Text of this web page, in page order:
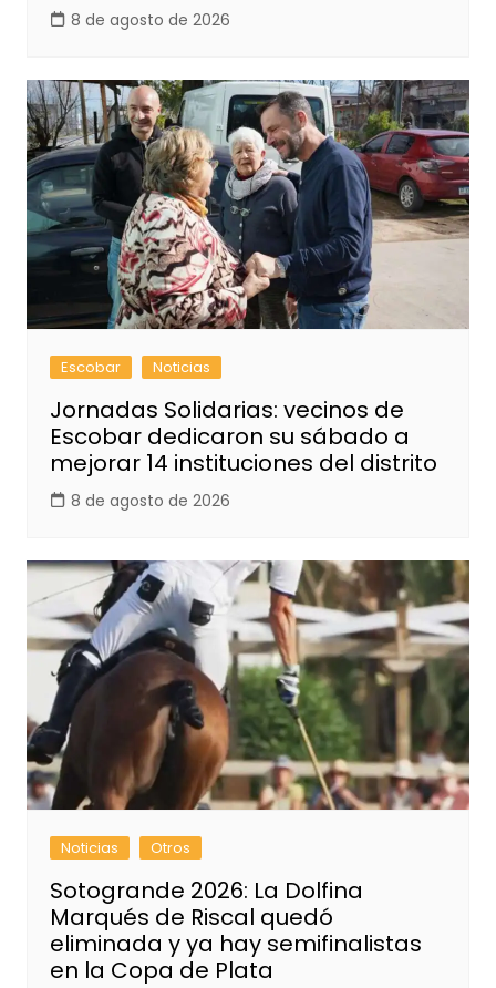
8 de agosto de 2026
Escobar Noticias
Jornadas Solidarias: vecinos de
Escobar dedicaron su sábado a
mejorar 14 instituciones del distrito
8 de agosto de 2026
Noticias Otros
Sotogrande 2026: La Dolfina
Marqués de Riscal quedó
eliminada y ya hay semifinalistas
en la Copa de Plata